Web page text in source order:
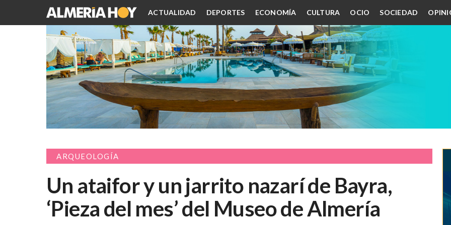
ACTUALIDAD DEPORTES ECONOMÍA CULTURA OCIO SOCIEDAD
ARQUEOLOGÍA
Un ataifor y un jarrito nazarí de Bayra,
‘Pieza del mes’ del Museo de Almería